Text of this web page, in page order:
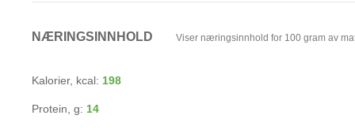
NÆRINGSINNHOLD Viser næringsinnhold for 100 gram av
Kalorier, kcal: 198
Protein, g: 14